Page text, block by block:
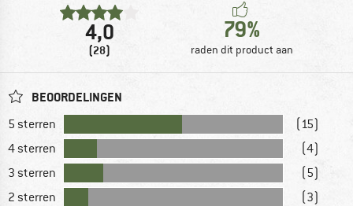
4,0
(28)
79%
raden dit product aan
BEOORDELINGEN
5 sterren
(15)
4 sterren
(4)
3 sterren
(5)
2 sterren
(3)